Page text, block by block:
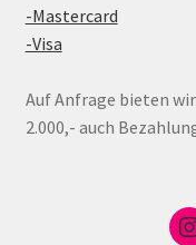
-Mastercard
-Visa
Auf Anfrage bieten
2.000,- auch